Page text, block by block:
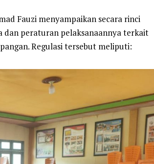
Fauzi menyampaikan secara rinci
peraturan pelaksanaannya terkait
Regulasi tersebut meliputi: